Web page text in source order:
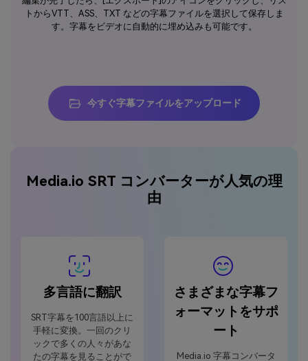
トからVTT、ASS、TXT などの字幕ファイルを選択して保存しま
す。字幕をビデオに自動的に埋め込みも可能です。
今すぐ字幕ファイルをアップロード
Media.io SRT コンバーターが人気の理
由
多言語に翻訳
SRT字幕を100言語以上に
手軽に変換。一回のクリ
ックで多くの人々があな
たの字幕を見ることがで
さまざまな字幕フ
ォーマットをサポ
ート
Media.io 字幕コンバータ